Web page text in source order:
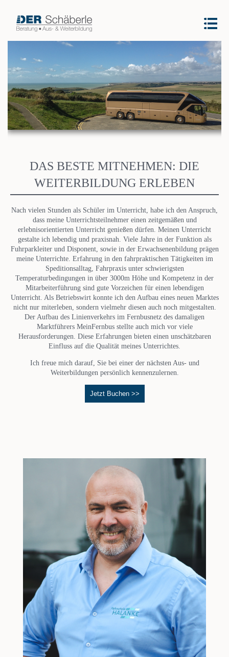
DAS BESTE MITNEHMEN: DIE
WEITERBILDUNG ERLEBEN
Nach vielen Stunden als Schüler im Unterricht, habe ich den Anspruch,
dass meine Unterrichtsteilnehmer einen zeitgemäßen und
erlebnisorientierten Unterricht genießen dürfen. Meinen Unterricht
gestalte ich lebendig und praxisnah. Viele Jahre in der Funktion als
Fuhrparkleiter und Disponent, sowie in der Erwachsenenbildung prägen
meine Unterrichte. Erfahrung in den fahrpraktischen Tätigkeiten im
Speditionsalltag, Fahrpraxis unter schwierigsten
Temperaturbedingungen in über 3000m Höhe und Kompetenz in der
Mitarbeiterführung sind gute Vorzeichen für einen lebendigen
Unterricht. Als Betriebswirt konnte ich den Aufbau eines neuen Marktes
nicht nur miterleben, sondern vielmehr diesen auch noch mitgestalten.
Der Aufbau des Linienverkehrs im Fernbusnetz des damaligen
Marktführers MeinFernbus stellte auch mich vor viele
Herausforderungen. Diese Erfahrungen bieten einen unschätzbaren
Einfluss auf die Qualität meines Unterrichtes.
Ich freue mich darauf, Sie bei einer der nächsten Aus- und
Weiterbildungen persönlich kennenzulernen.
Jetzt Buchen >>